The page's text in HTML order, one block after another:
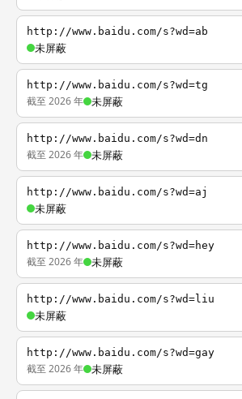
http://www.baidu.com/s?wd=ab
未屏蔽
http://www.baidu.com/s?wd=tg
截至 2026 年 未屏蔽
http://www.baidu.com/s?wd=dn
截至 2026 年 未屏蔽
http://www.baidu.com/s?wd=aj
未屏蔽
http://www.baidu.com/s?wd=hey
截至 2026 年 未屏蔽
http://www.baidu.com/s?wd=liu
未屏蔽
http://www.baidu.com/s?wd=gay
截至 2026 年 未屏蔽